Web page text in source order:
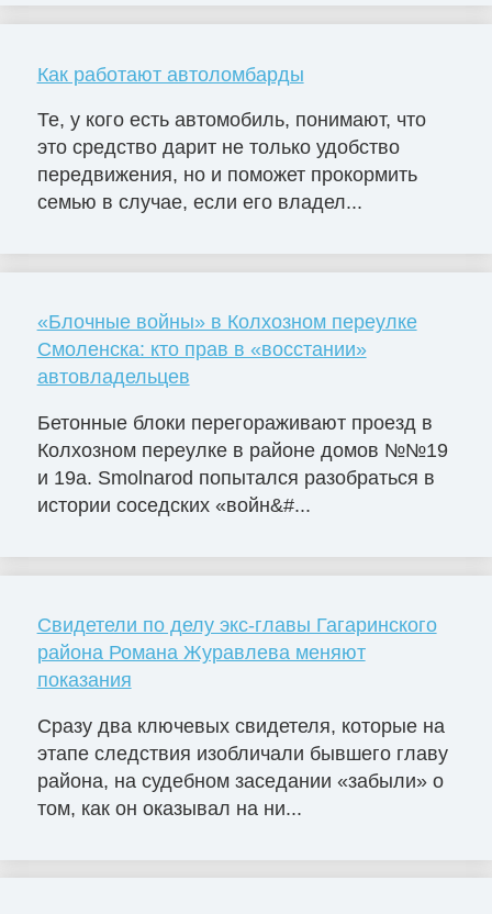
Как работают автоломбарды
Те, у кого есть автомобиль, понимают, что
это средство дарит не только удобство
передвижения, но и поможет прокормить
семью в случае, если его владел...
«Блочные войны» в Колхозном переулке
Смоленска: кто прав в «восстании»
автовладельцев
Бетонные блоки перегораживают проезд в
Колхозном переулке в районе домов №№19
и 19а. Smolnarod попытался разобраться в
истории соседских «войн&#...
Свидетели по делу экс-главы Гагаринского
района Романа Журавлева меняют
показания
Сразу два ключевых свидетеля, которые на
этапе следствия изобличали бывшего главу
района, на судебном заседании «забыли» о
том, как он оказывал на ни...